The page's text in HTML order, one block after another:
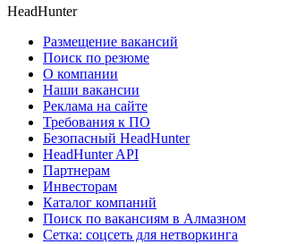
HeadHunter
Размещение вакансий
Поиск по резюме
О компании
Наши вакансии
Реклама на сайте
Требования к ПО
Безопасный HeadHunter
HeadHunter API
Партнерам
Инвесторам
Каталог компаний
Поиск по вакансиям в Алмазном
Сетка: соцсеть для нетворкинга